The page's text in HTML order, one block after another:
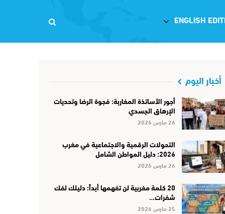
ENGLISH
أخبار اليوم
أجور الأساتذة المغاربة: فجوة الرضا وتحديات
الإرهاق الجسدي
26 مارس 2026
التحولات الرقمية والاجتماعية في مغرب
2026: دليل المواطن الشامل
26 مارس 2026
20 كلمة مغربية لن تفهمها أبداً: دليلك لفك
شفرات…
25 مارس 2026